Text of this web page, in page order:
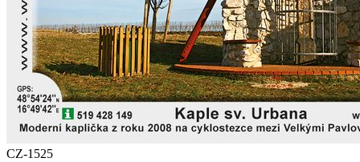
CZ-1525